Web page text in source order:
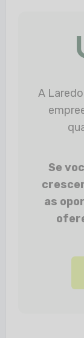
A Laredo Urbanizadora é referência em
Se
as